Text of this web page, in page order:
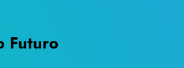
Futuro